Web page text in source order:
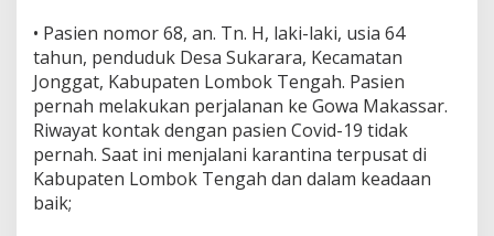
• Pasien nomor 68, an. Tn. H, laki-laki, usia 64
tahun, penduduk Desa Sukarara, Kecamatan
Jonggat, Kabupaten Lombok Tengah. Pasien
pernah melakukan perjalanan ke Gowa Makassar.
Riwayat kontak dengan pasien Covid-19 tidak
pernah. Saat ini menjalani karantina terpusat di
Kabupaten Lombok Tengah dan dalam keadaan
baik;